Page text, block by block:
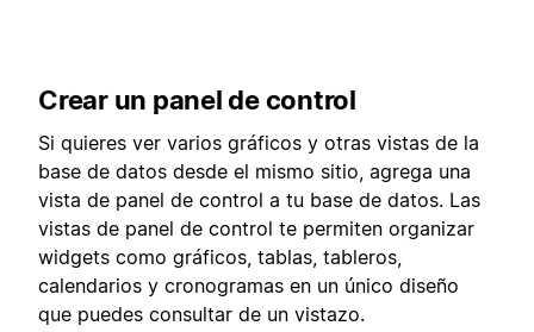
Crear un panel de control
Si quieres ver varios gráficos y otras vistas de la
base de datos desde el mismo sitio, agrega una
vista de panel de control a tu base de datos. Las
vistas de panel de control te permiten organizar
widgets como gráficos, tablas, tableros,
calendarios y cronogramas en un único diseño
que puedes consultar de un vistazo.